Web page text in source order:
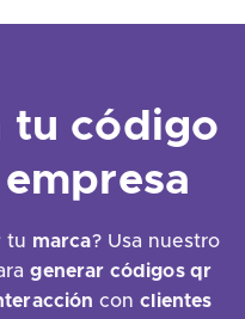
tu código
tu marca? Usa nuestro
generar códigos qr
conclientes